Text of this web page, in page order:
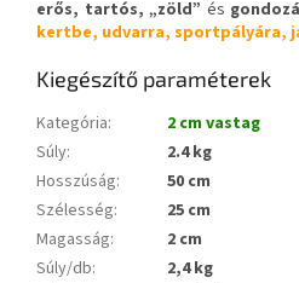
erős, tartós, „zöld” és
kertbe, udvarra, sportpályára,
Kiegészítő paraméterek
Kategória:
2 cm vastag
Súly:
2.4 kg
Hosszúság:
50 cm
Szélesség:
25 cm
Magasság:
2 cm
Súly/db:
2,4 kg